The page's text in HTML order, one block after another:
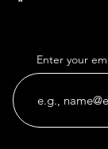
Enter your